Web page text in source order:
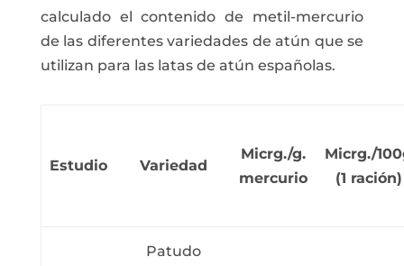
calculado el contenido de metil-mercurio
de las diferentes variedades de atún que se
utilizan para las latas de atún españolas.
Estudio Variedad
Micrg./g.
mercurio
Micrg./
(1 ración)
Patudo